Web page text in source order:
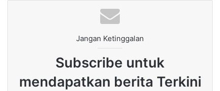
Jangan Ketinggalan
Subscribe untuk
mendapatkan berita Terkini